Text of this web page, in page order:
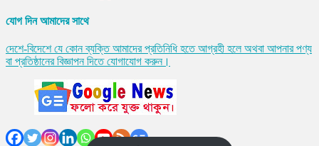
যোগ দিন আমাদের সাথে
দেশে-বিদেশে যে কোন ব্যক্তি আমাদের প্রতিনিধি হতে আগ্রহী হলে অথবা আপনার পণ্য
বা প্রতিষ্ঠানের বিজ্ঞাপন দিতে যোগাযোগ করুন।